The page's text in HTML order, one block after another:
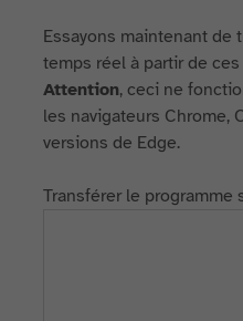
Essayons maintenant de
temps réel à partir de
Attention, ceci ne
les navigateurs Chrome,
versions de Edge.
Transférer le programme